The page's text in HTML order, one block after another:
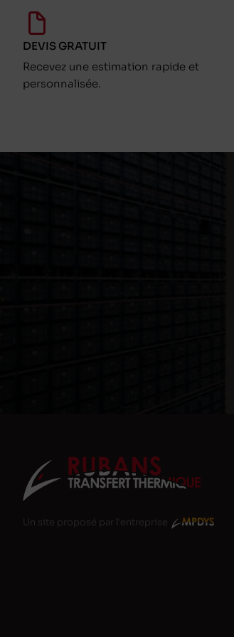
DEVIS GRATUIT
Recevez une estimation rapide et
personnalisée.
Un site proposé par l'entreprise